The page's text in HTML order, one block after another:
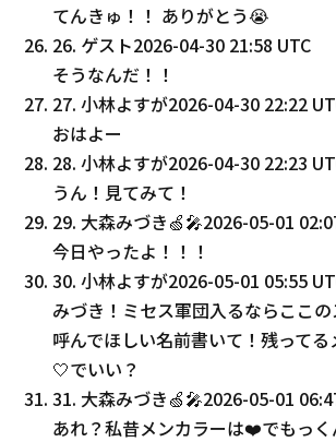
てんきゅ！！ ありがとう😭
26. ゲスト2026-04-30 21:58 UTC
そうなんだ！！
27. 小林よすが2026-04-30 22:22
おはよー
28. 小林よすが2026-04-30 22:23
うん！見てみて！
29. 大森みづき🍏🎤2026-05-01
今日やったよ！！！
30. 小林よすが2026-05-01 05:55
みづき！ミセス軍団入るならここの
呼んでほしい名前書いて！残って
🤍でいい？
31. 大森みづき🍏🎤2026-05-01
あれ？私昔メンカラーは❤️でもっ